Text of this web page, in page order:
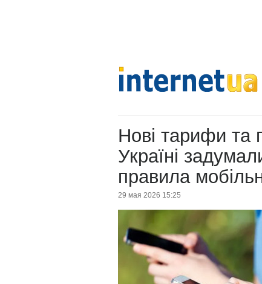
Нові тарифи та
Україні
правила
29 мая 2026 15:25